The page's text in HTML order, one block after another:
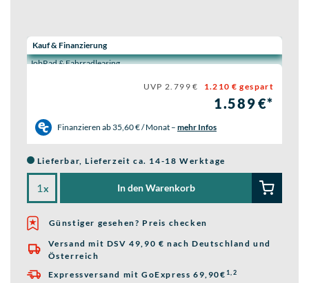
Wähle eine Preisoption:
Kauf & Finanzierung
JobRad & Fahrradleasing
UVP 2.799 € 1.210 € gespart
1.589 €*
Finanzieren ab35,60 € / Monat – mehr Infos
Lieferbar, Lieferzeit ca. 14-18 Werktage
x In den Warenkorb
Günstiger gesehen? Preis checken

Versand mit DSV 49,90 € nach Deutschland und
Österreich
 Expressversand mit GoExpress 69,90€ 1,2